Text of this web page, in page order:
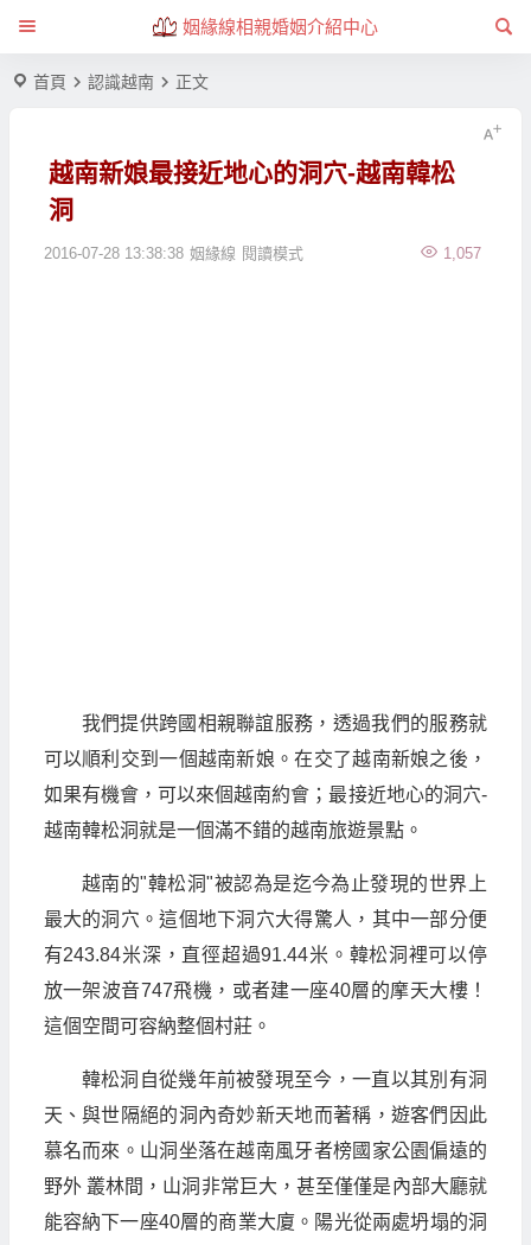
姻緣線相親婚姻介紹中心
首頁 認識越南 正文
越南新娘最接近地心的洞穴-越南韓松
洞
2016-07-28 13:38:38 姻緣線 1,057
閱讀模式
我們提供跨國相親聯誼服務，透過我們的服務就
可以順利交到一個越南新娘。在交了越南新娘之後，
如果有機會，可以來個越南約會；最接近地心的洞穴-
越南韓松洞就是一個滿不錯的越南旅遊景點。
越南的"韓松洞"被認為是迄今為止發現的世界上
最大的洞穴。這個地下洞穴大得驚人，其中一部分便
有243.84米深，直徑超過91.44米。韓松洞裡可以停
放一架波音747飛機，或者建一座40層的摩天大樓！
這個空間可容納整個村莊。
韓松洞自從幾年前被發現至今，一直以其別有洞
天、與世隔絕的洞內奇妙新天地而著稱，遊客們因此
慕名而來。山洞坐落在越南風牙者榜國家公園偏遠的
野外 叢林間，山洞非常巨大，甚至僅僅是內部大廳就
能容納下一座40層的商業大廈。陽光從兩處坍塌的洞